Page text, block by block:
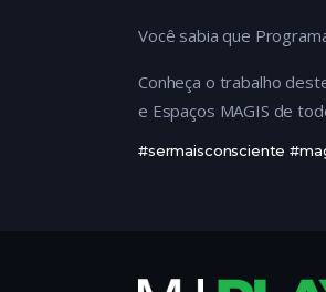
Você sabia que
Conheça o trabalho
e Espaços MAGIS de
#sermaisconsciente